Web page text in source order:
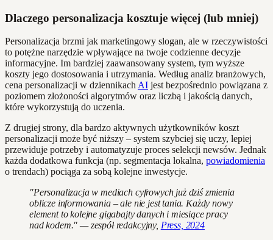
Dlaczego personalizacja kosztuje więcej (lub mniej)
Personalizacja brzmi jak marketingowy slogan, ale w rzeczywistości
to potężne narzędzie wpływające na twoje codzienne decyzje
informacyjne. Im bardziej zaawansowany system, tym wyższe
koszty jego dostosowania i utrzymania. Według analiz branżowych,
cena personalizacji w dziennikach AI jest bezpośrednio powiązana z
poziomem złożoności algorytmów oraz liczbą i jakością danych,
które wykorzystują do uczenia.
Z drugiej strony, dla bardzo aktywnych użytkowników koszt
personalizacji może być niższy – system szybciej się uczy, lepiej
przewiduje potrzeby i automatyzuje proces selekcji newsów. Jednak
każda dodatkowa funkcja (np. segmentacja lokalna, powiadomienia
o trendach) pociąga za sobą kolejne inwestycje.
"Personalizacja w mediach cyfrowych już dziś zmienia
oblicze informowania – ale nie jest tania. Każdy nowy
element to kolejne gigabajty danych i miesiące pracy
nad kodem." — zespół redakcyjny, Press, 2024